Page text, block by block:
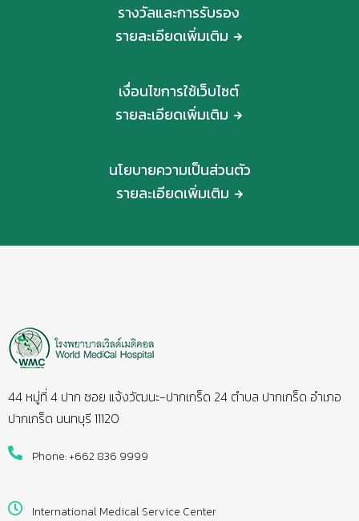
รางวัลและการรับรอง
รายละเอียดเพิ่มเติม
เงื่อนไขการใช้เว็บไซต์
รายละเอียดเพิ่มเติม
นโยบายความเป็นส่วนตัว
รายละเอียดเพิ่มเติม
44 หมู่ที่ 4 ปาก ซอย แจ้งวัฒนะ-ปากเกร็ด 24 ตำบล ปากเกร็ด อำเภอ
ปากเกร็ด นนทบุรี 11120
Phone: +662 836 9999
International Medical Service Center